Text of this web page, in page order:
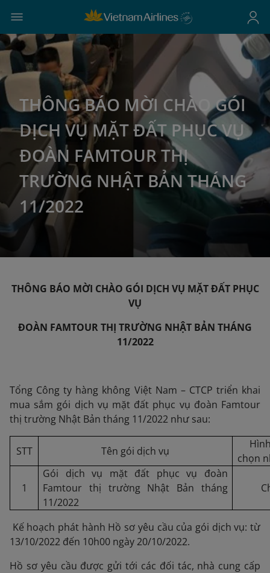
THÔNG BÁO MỜI CHÀO GÓI
DỊCH VỤ MẶT ĐẤT PHỤC VỤ
ĐOÀN FAMTOUR THỊ
TRƯỜNG NHẬT BẢN THÁNG
11/2022
THÔNG BÁO MỜI CHÀO GÓI DỊCH VỤ MẶT ĐẤT PHỤC
VỤ
ĐOÀN FAMTOUR THỊ TRƯỜNG NHẬT BẢN THÁNG
11/2022
Tổng Công ty hàng không Việt Nam – CTCP triển khai
mua sắm gói dịch vụ mặt đất phục vụ đoàn Famtour
thị trường Nhật Bản tháng 11/2022 như sau:
STT Tên gói dịch vụ
chọn
1
Gói dịch vụ mặt đất phục vụ đoàn
Famtour thị trường Nhật Bản tháng
11/2022
Kế hoạch phát hành Hồ sơ yêu cầu của gói dịch vụ: từ
13/10/2022 đến 10h00 ngày 20/10/2022.
Hồ sơ yêu cầu được gửi tới các đối tác, nhà cung cấp